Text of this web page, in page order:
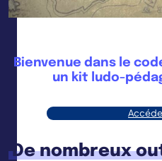
Bienvenue dans le
un kit ludo-
De nombreux